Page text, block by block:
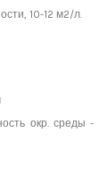
10-12 м2/л.
окр. среды -